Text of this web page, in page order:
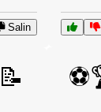
Salin